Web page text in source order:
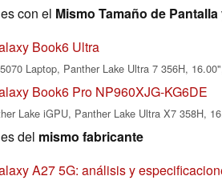
con el Mismo Tamaño de Pantalla
Book6 Ultra
Laptop, Panther Lake Ultra 7 356H,
Book6 Pro NP960XJG-KG6DE
Lake iGPU, Panther Lake Ultra X7 358H,
del mismo fabricante
A27 5G: análisis y